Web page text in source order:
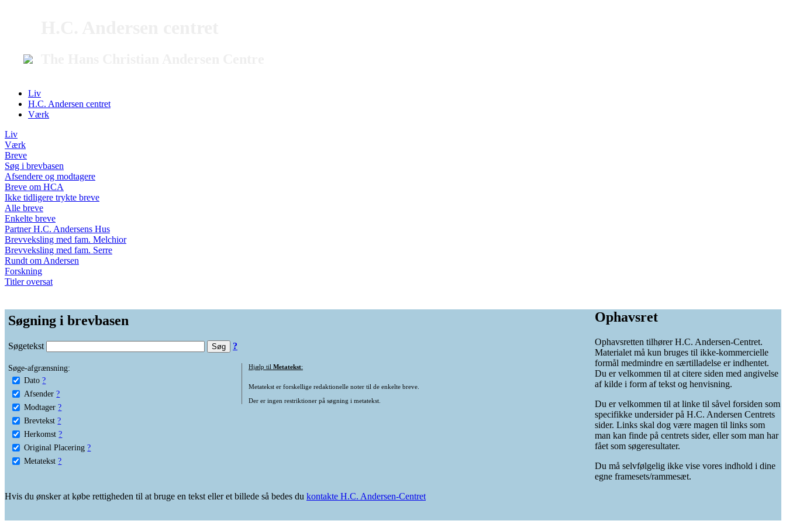
Liv
H.C. Andersen centret
Værk
Liv
Værk
Breve
Søg i brevbasen
Afsendere og modtagere
Breve om HCA
Ikke tidligere trykte breve
Alle breve
Enkelte breve
Partner H.C. Andersens Hus
Brevveksling med fam. Melchior
Brevveksling med fam. Serre
Rundt om Andersen
Forskning
Titler oversat
Søgning i brevbasen
Søgetekst ?
Søge-afgrænsning:
Dato ?
Afsender ?
Modtager ?
Brevtekst ?
Herkomst ?
Original Placering ?
Metatekst ?
Hjælp til Metatekst:
Metatekst er forskellige redaktionelle noter til de enkelte breve.
Der er ingen restriktioner på søgning i metatekst.
Ophavsret
Ophavsretten tilhører H.C. Andersen-Centret.
Materialet må kun bruges til ikke-kommercielle
formål medmindre en særtilladelse er indhentet.
Du er velkommen til at citere siden med angivelse
af kilde i form af tekst og henvisning.
Du er velkommen til at linke til såvel forsiden som
specifikke undersider på H.C. Andersen Centrets
sider. Links skal dog være magen til links som
man kan finde på centrets sider, eller som man har
fået som søgeresultater.
Du må selvfølgelig ikke vise vores indhold i dine
egne framesets/rammesæt.
Hvis du ønsker at købe rettigheden til at bruge en tekst eller et billede så bedes du kontakte H.C. Andersen-Centret